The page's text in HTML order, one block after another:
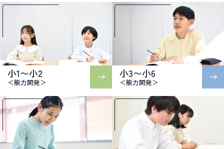
小1〜小2
＜能力開発＞
小3〜小6
＜能力開発＞